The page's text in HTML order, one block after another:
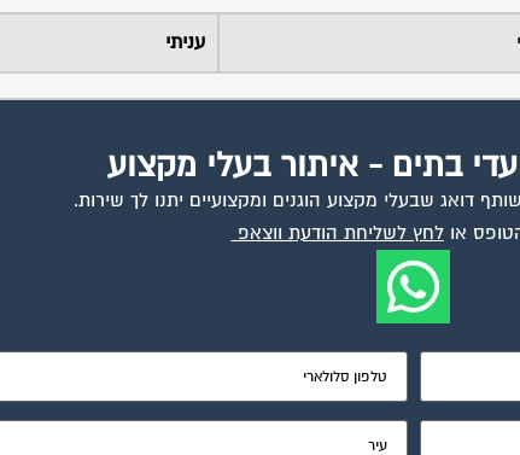
עניתי
בתים - איתור בעלי מקצוע
דואג שבעלי מקצוע הוגנים ומקצועיים יתנו לך שירות.
אולחץ לשליחת הודעת ווצאפ